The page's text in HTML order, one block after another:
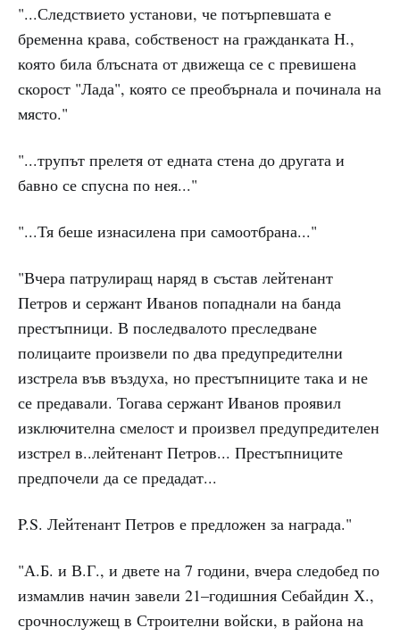
"...Следствието установи, че потърпевшата е
бременна крава, собственост на гражданката Н.,
която била блъсната от движеща се с превишена
скорост "Лада", която се преобърнала и починала на
място."
"...трупът прелетя от едната стена до другата и
бавно се спусна по нея..."
"...Тя беше изнасилена при самоотбрана..."
"Вчера патрулиращ наряд в състав лейтенант
Петров и сержант Иванов попаднали на банда
престъпници. В последвалото преследване
полицаите произвели по два предупредителни
изстрела във въздуха, но престъпниците така и не
се предавали. Тогава сержант Иванов проявил
изключителна смелост и произвел предупредителен
изстрел в..лейтенант Петров... Престъпниците
предпочели да се предадат...
P.S. Лейтенант Петров е предложен за награда."
"А.Б. и В.Г., и двете на 7 години, вчера следобед по
измамлив начин завели 21–годишния Себайдин Х.,
срочнослужещ в Строителни войски, в района на